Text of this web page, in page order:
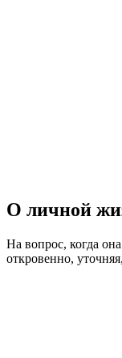
О личной
На вопрос, когда
откровенно,